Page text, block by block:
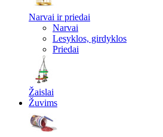
Narvai ir priedai
Narvai
Lesyklos, girdyklos
Priedai
Žaislai
Žuvims